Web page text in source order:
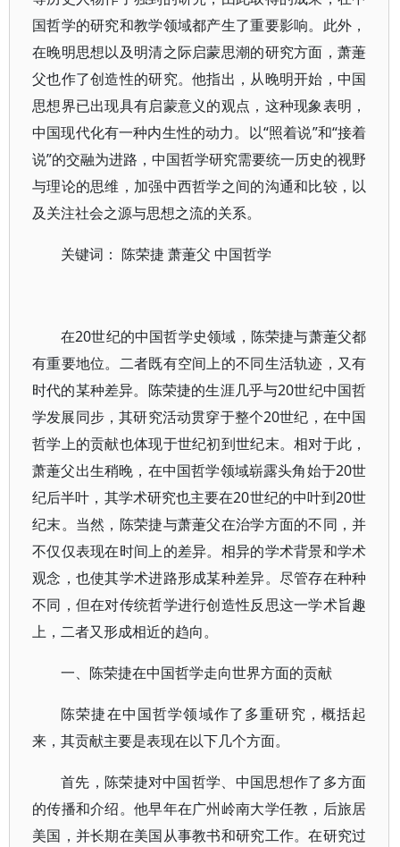
国哲学的研究和教学领域都产生了重要影响。此外，
在晚明思想以及明清之际启蒙思潮的研究方面，萧萐
父也作了创造性的研究。他指出，从晚明开始，中国
思想界已出现具有启蒙意义的观点，这种现象表明，
中国现代化有一种内生性的动力。以“照着说”和“接着
说”的交融为进路，中国哲学研究需要统一历史的视野
与理论的思维，加强中西哲学之间的沟通和比较，以
及关注社会之源与思想之流的关系。
关键词： 陈荣捷 萧萐父 中国哲学
在20世纪的中国哲学史领域，陈荣捷与萧萐父都
有重要地位。二者既有空间上的不同生活轨迹，又有
时代的某种差异。陈荣捷的生涯几乎与20世纪中国哲
学发展同步，其研究活动贯穿于整个20世纪，在中国
哲学上的贡献也体现于世纪初到世纪末。相对于此，
萧萐父出生稍晚，在中国哲学领域崭露头角始于20世
纪后半叶，其学术研究也主要在20世纪的中叶到20世
纪末。当然，陈荣捷与萧萐父在治学方面的不同，并
不仅仅表现在时间上的差异。相异的学术背景和学术
观念，也使其学术进路形成某种差异。尽管存在种种
不同，但在对传统哲学进行创造性反思这一学术旨趣
上，二者又形成相近的趋向。
一、陈荣捷在中国哲学走向世界方面的贡献
陈荣捷在中国哲学领域作了多重研究，概括起
来，其贡献主要是表现在以下几个方面。
首先，陈荣捷对中国哲学、中国思想作了多方面
的传播和介绍。他早年在广州岭南大学任教，后旅居
美国，并长期在美国从事教书和研究工作。在研究过